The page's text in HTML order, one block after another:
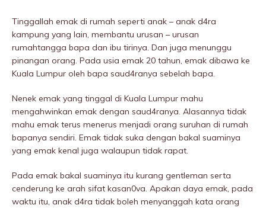
Tinggallah emak di rumah seperti anak – anak d4ra
kampung yang lain, membantu urusan – urusan
rumahtangga bapa dan ibu tirinya. Dan juga menunggu
pinangan orang. Pada usia emak 20 tahun, emak dibawa ke
Kuala Lumpur oleh bapa saud4ranya sebeIah bapa.
Nenek emak yang tinggal di Kuala Lumpur mahu
mengahwinkan emak dengan saud4ranya. Alasannya tidak
mahu emak terus menerus menjadi orang suruhan di rumah
bapanya sendiri. Emak tidak suka dengan bakal suaminya
yang emak kenal juga walaupun tidak rapat.
Pada emak bakal suaminya itu kurang gentleman serta
cenderung ke arah sifat kasan0va. Apakan daya emak, pada
waktu itu, anak d4ra tidak boleh menyanggah kata orang